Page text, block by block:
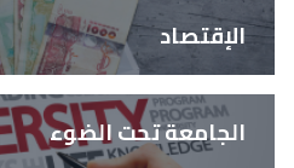
الإقتصاد
الجامعة تحت الضوء